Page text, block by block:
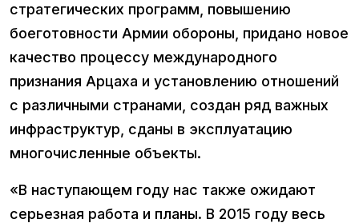
стратегических программ, повышению
боеготовности Армии обороны, придано новое
качество процессу международного
признания Арцаха и установлению отношений
с различными странами, создан ряд важных
инфраструктур, сданы в эксплуатацию
многочисленные объекты.
«В наступающем году нас также ожидают
серьезная работа и планы. В 2015 году весь